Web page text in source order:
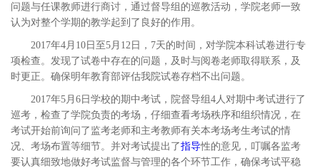
问题与任课教师进行商讨，通过督导组的巡教活动，学院老师一致
认为对整个学期的教学起到了良好的作用。
2017年4月10日至5月12日，7天的时间，对学院本科试卷进行专
项检查。发现了试卷中存在的问题，及时与阅卷老师取得联系，及
时更正。确保明年教育部评估我院试卷存档不出问题。
2017年5月6日学校的期中考试，院督导组4人对期中考试进行了
巡考，检查了学院负责的考场，仔细查看考场秩序和组织情况，在
考试开始前询问了监考老师和主考教师有关本考场考生考试的情
况、考场布置等细节。并对考试提出了指导性的意见，叮嘱各监考
要认真细致地做好考试监督与管理的各个环节工作，确保考试平稳